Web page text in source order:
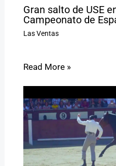
Gran salto de USE
Campeonato de
Las Ventas
Read More »